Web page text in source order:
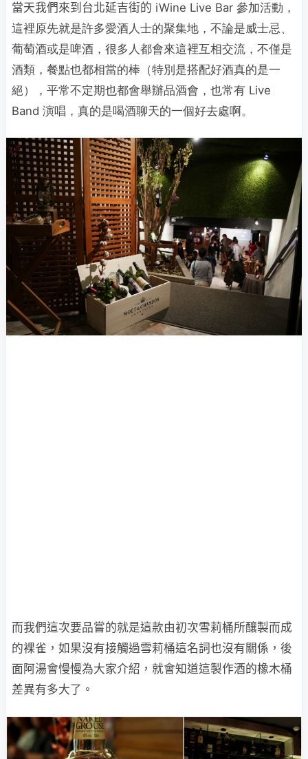
當天我們來到台北延吉街的 iWine Live Bar 參加活動，
這裡原先就是許多愛酒人士的聚集地，不論是威士忌、
葡萄酒或是啤酒，很多人都會來這裡互相交流，不僅是
酒類，餐點也都相當的棒（特別是搭配好酒真的是一
絕），平常不定期也都會舉辦品酒會，也常有 Live
Band 演唱，真的是喝酒聊天的一個好去處啊。
而我們這次要品嘗的就是這款由初次雪莉桶所釀製而成
的裸雀，如果沒有接觸過雪莉桶這名詞也沒有關係，後
面阿湯會慢慢為大家介紹，就會知道這製作酒的橡木桶
差異有多大了。